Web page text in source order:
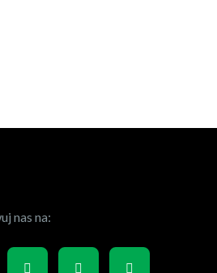
nas na: